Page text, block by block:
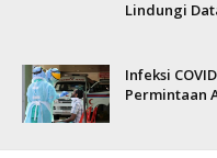
Lindungi
Infeksi
Permintaan